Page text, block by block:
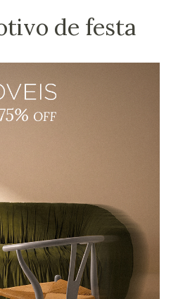
de festa